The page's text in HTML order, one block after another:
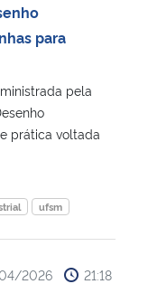
para
pela
prática voltada
ufsm
2026 21:18